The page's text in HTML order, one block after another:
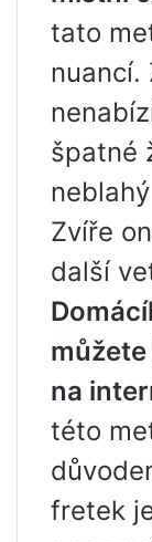
tato
nuancí.
špatné
Zvíře
další
na
této
fretek